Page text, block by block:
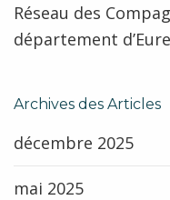
Réseau des
département
Archives des Articles
décembre 2025
mai 2025